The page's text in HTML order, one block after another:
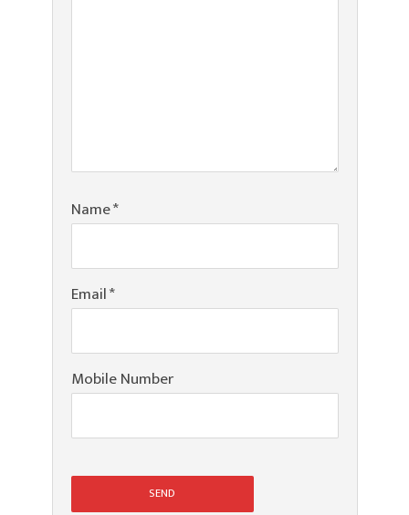
Name*
Email*
Mobile Number